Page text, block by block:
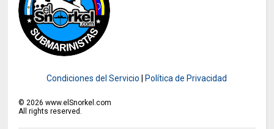
Condiciones del Servicio Política de Privacidad
©2026 www.elSnorkel.com
All rights reserved.